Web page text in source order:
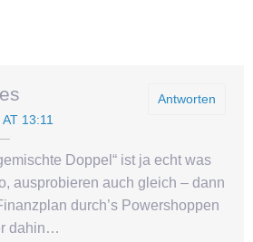
Antworten
13:11
Doppel“ ist ja echt was
ausprobieren auch gleich – dann
durch’s Powershoppen
dahin…